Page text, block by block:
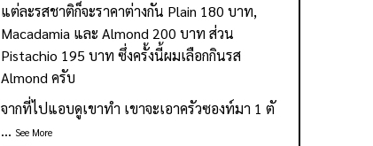
แต่ละรสชาติก็จะราคาต่างกัน Plain 180 บาท,
Macadamia และ Almond 200 บาท ส่วน
Pistachio 195 บาท ซึ่งครั้งนี้ผมเลือกกินรส
Almond ครับ
จากที่ไปแอบดูเขาทำ เขาจะเอาครัวซองท์มา 1 ตั
... See More